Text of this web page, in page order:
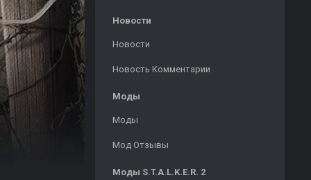
Новости
Новости
Новость Комментарии
Моды
Моды
Мод Отзывы
Моды S.T.A.L.K.E.R. 2